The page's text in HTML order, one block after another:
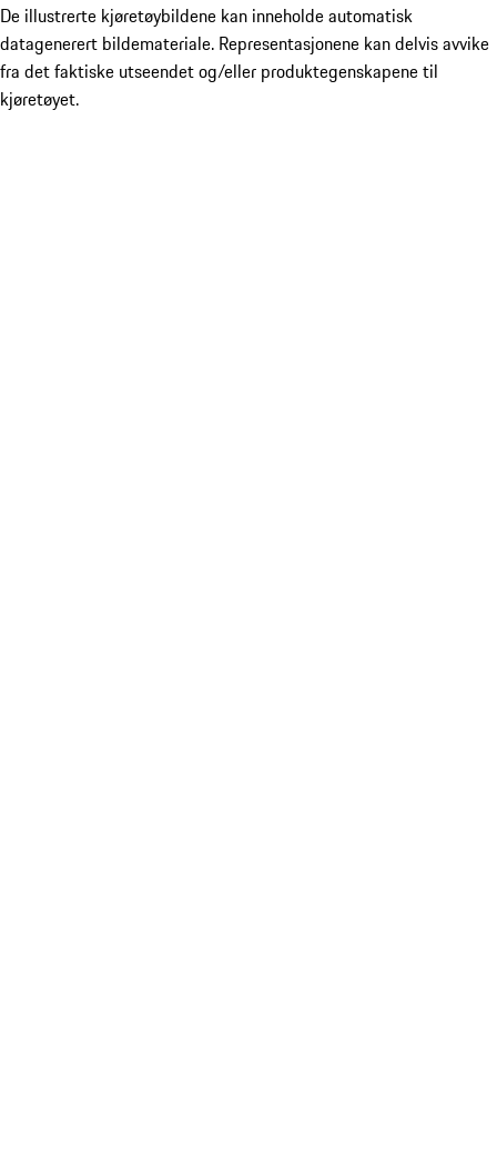
De illustrerte kjøretøybildene kan inneholde automatisk
datagenerert bildemateriale. Representasjonene kan delvis avvike
fra det faktiske utseendet og/eller produktegenskapene til
kjøretøyet.